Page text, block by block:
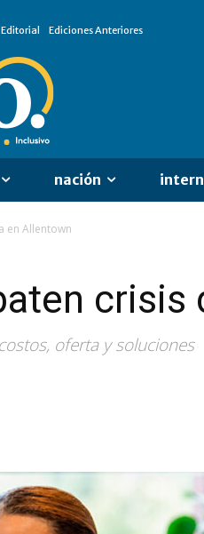
Editorial Ediciones Anteriores
nación
en Allentown
crisis
oferta y soluciones